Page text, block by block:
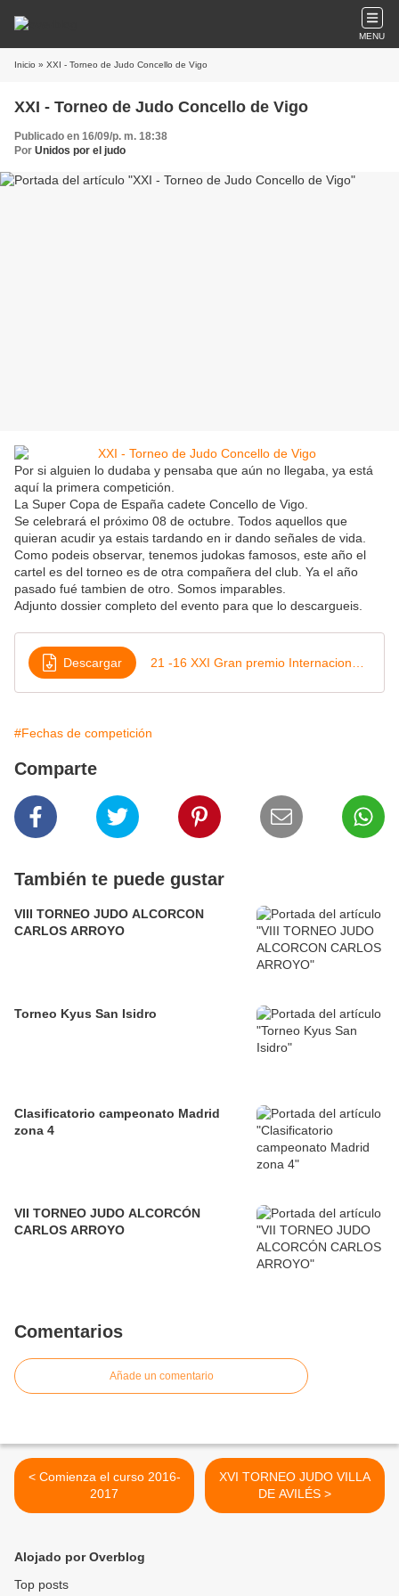
MENU
Inicio » XXI - Torneo de Judo Concello de Vigo
XXI - Torneo de Judo Concello de Vigo
Publicado en 16/09/p. m. 18:38
Por Unidos por el judo
Por si alguien lo dudaba y pensaba que aún no llegaba, ya está
aquí la primera competición.
La Super Copa de España cadete Concello de Vigo.
Se celebrará el próximo 08 de octubre. Todos aquellos que
quieran acudir ya estais tardando en ir dando señales de vida.
Como podeis observar, tenemos judokas famosos, este año el
cartel es del torneo es de otra compañera del club. Ya el año
pasado fué tambien de otro. Somos imparables.
Adjunto dossier completo del evento para que lo descargueis.
Descargar
#Fechas de competición
Comparte
También te puede gustar
VIII TORNEO JUDO ALCORCON
CARLOS ARROYO
Torneo Kyus San Isidro
Clasificatorio campeonato Madrid
zona 4
VII TORNEO JUDO ALCORCÓN
CARLOS ARROYO
Comentarios
Añade un comentario
< Comienza el curso 2016-
2017
XVI TORNEO JUDO VILLA
DE AVILÉS >
Alojado por Overblog
Top posts